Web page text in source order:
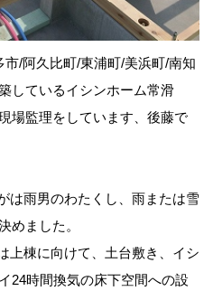
/阿久比町/東浦町/美浜町/南知
しているイシンホーム常滑
場監理をしています、後藤で
は雨男のわたくし、雨または雪
めました。
上棟に向けて、土台敷き、イシ
24時間換気の床下空間への設